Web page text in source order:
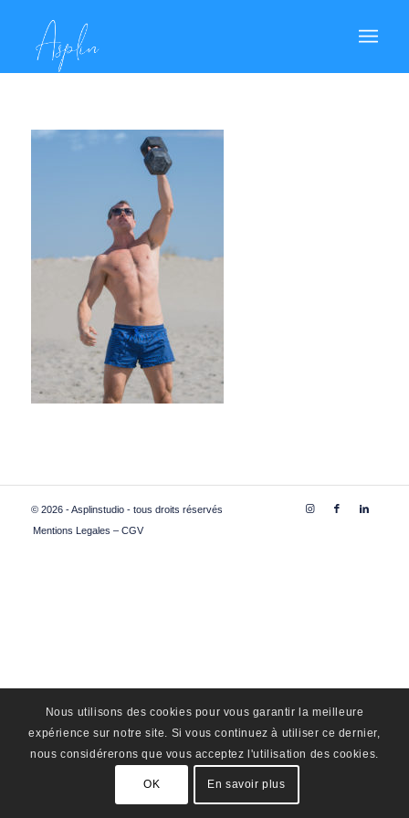
© 2026 - Asplinstudio - tous droits réservés
Mentions Legales – CGV
Nous utilisons des cookies pour vous garantir la meilleure
expérience sur notre site. Si vous continuez à utiliser ce dernier,
nous considérerons que vous acceptez l'utilisation des cookies.
OK En savoir plus